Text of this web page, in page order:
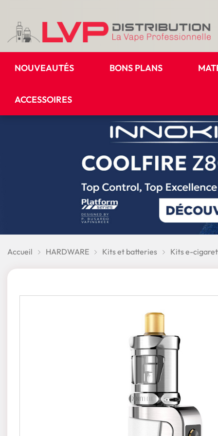
NOUVEAUTÉS BONS PLANS
ACCESSOIRES
Accueil HARDWARE Kits et batteries Kits e-